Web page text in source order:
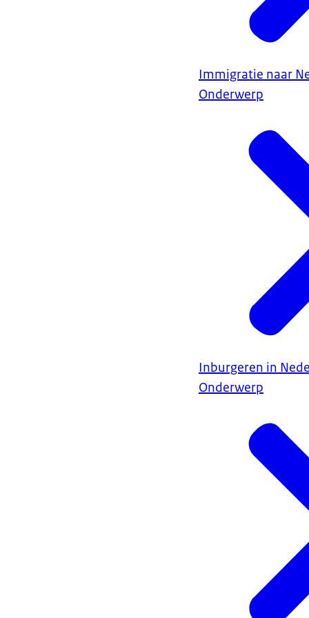
Immigratie naar
Onderwerp
Inburgeren in
Onderwerp